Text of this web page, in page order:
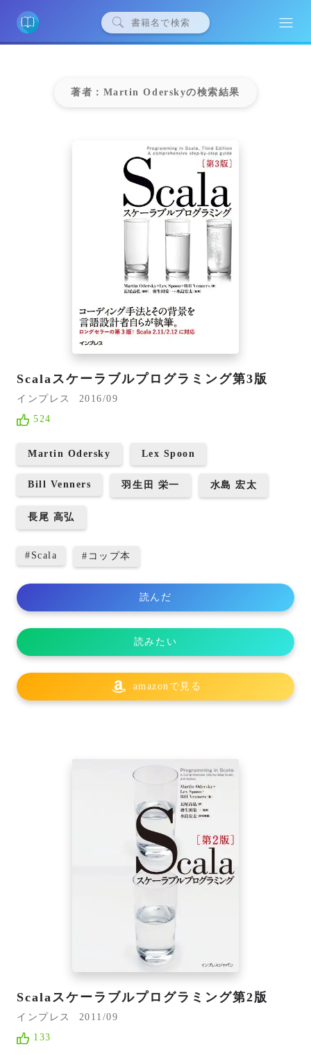
著者：Martin Oderskyの検索結果
Scalaスケーラブルプログラミング第3版
インプレス
2016/09
524
Martin Odersky Lex Spoon
Bill Venners 羽生田 栄一 水島 宏太
長尾 高弘
# Scala # コップ本
読んだ
読みたい
amazonで見る
Scalaスケーラブルプログラミング第2版
インプレス
2011/09
133